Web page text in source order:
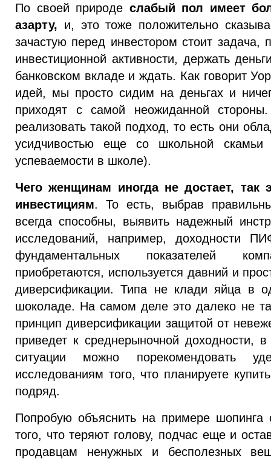
По своей природе слабый пол имеет
азарту, и, это тоже положительно
зачастую перед инвестором стоит задача,
инвестиционной активности, держать
банковском вкладе и ждать. Как говорит
идей, мы просто сидим на деньгах и
приходят с самой неожиданной
реализовать такой подход, то есть они
усидчивостью еще со школьной скамьи
успеваемости в школе).
Чего женщинам иногда не достает, так
инвестициям. То есть, выбрав
всегда способны, выявить надежный
исследований, например, доходности
фундаментальных показателей
приобретаются, используется давний и
диверсификации. Типа не клади яйца в
шоколаде. На самом деле это далеко не
принцип диверсификации защитой от
приведет к среднерыночной доходности,
ситуации можно порекомендовать
исследованиям того, что планируете
подряд.
Попробую объяснить на примере
того, что теряют голову, подчас еще и
продавцам ненужных и бесполезных